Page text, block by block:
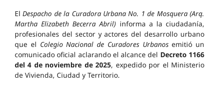
ElDespacho de la Curadora Urbana No. 1 de Mosquera (Arq.
Martha Elizabeth Becerra Abril) informa a la ciudadanía,
profesionales del sector y actores del desarrollo urbano
que el Colegio Nacional de Curadores Urbanosemitió un
comunicado oficial aclarando el alcance del Decreto 1166
del 4 de noviembre de 2025, expedido por el Ministerio
de Vivienda, Ciudad y Territorio.